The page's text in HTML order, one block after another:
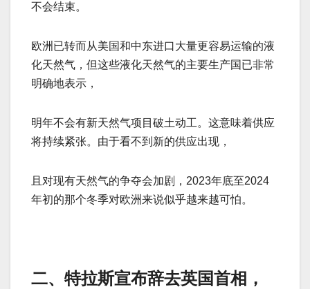
不会结束。
欧洲已转而从美国和中东进口大量更容易运输的液
化天然气，但这些液化天然气的主要生产国已非常
明确地表示，
明年不会有新天然气项目破土动工。这意味着供应
将持续紧张。由于看不到新的供应出现，
且对现有天然气的争夺会加剧，2023年底至2024
年初的那个冬季对欧洲来说似乎越来越可怕。
二、特拉斯宣布辞去英国首相，